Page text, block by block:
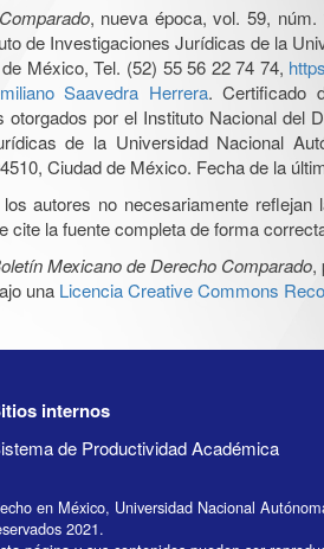
, nueva época, vol. 59, núm.
de Investigaciones Jurídicas de la
México, Tel. (52) 55 56 22 74 74,
Saavedra Herrera. Certificado
otorgados por el Instituto Nacional
de la Universidad Nacional
Ciudad de México. Fecha de la
autores no necesariamente
cite la fuente completa de forma
Mexicano de Derecho Comparado,
una Licencia Creative Commons
internos
de Productividad Académica
en México, Universidad Nacional
2021.